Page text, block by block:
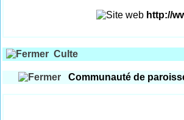
http://
Culte
Communauté de